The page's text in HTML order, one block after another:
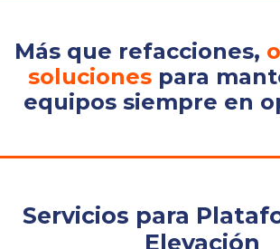
Más que refacciones,
soluciones para
equipos siempre en
Servicios para
Elevación